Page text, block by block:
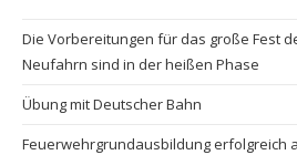
Die Vorbereitungen für das große Fest
Neufahrn sind in der heißen Phase
Übung mit Deutscher Bahn
Feuerwehrgrundausbildung erfolgreich